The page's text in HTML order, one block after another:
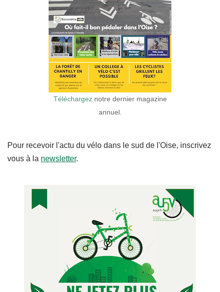
Téléchargeznotre dernier magazine
annuel.
Pour recevoir l'actu du vélo dans le sud de l'Oise, inscrivez
vous à la newsletter.